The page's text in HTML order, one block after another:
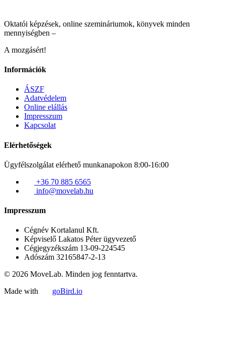
Oktatói képzések, online szemináriumok, könyvek minden
mennyiségben –
A mozgásért!
Információk
ÁSZF
Adatvédelem
Online elállás
Impresszum
Kapcsolat
Elérhetőségek
Ügyfélszolgálat elérhető munkanapokon 8:00-16:00
+36 70 885 6565
info@movelab.hu
Impresszum
Cégnév Kortalanul Kft.
Képviselő Lakatos Péter ügyvezető
Cégjegyzékszám 13-09-224545
Adószám 32165847-2-13
© 2026 MoveLab. Minden jog fenntartva.
Made with
goBird.io